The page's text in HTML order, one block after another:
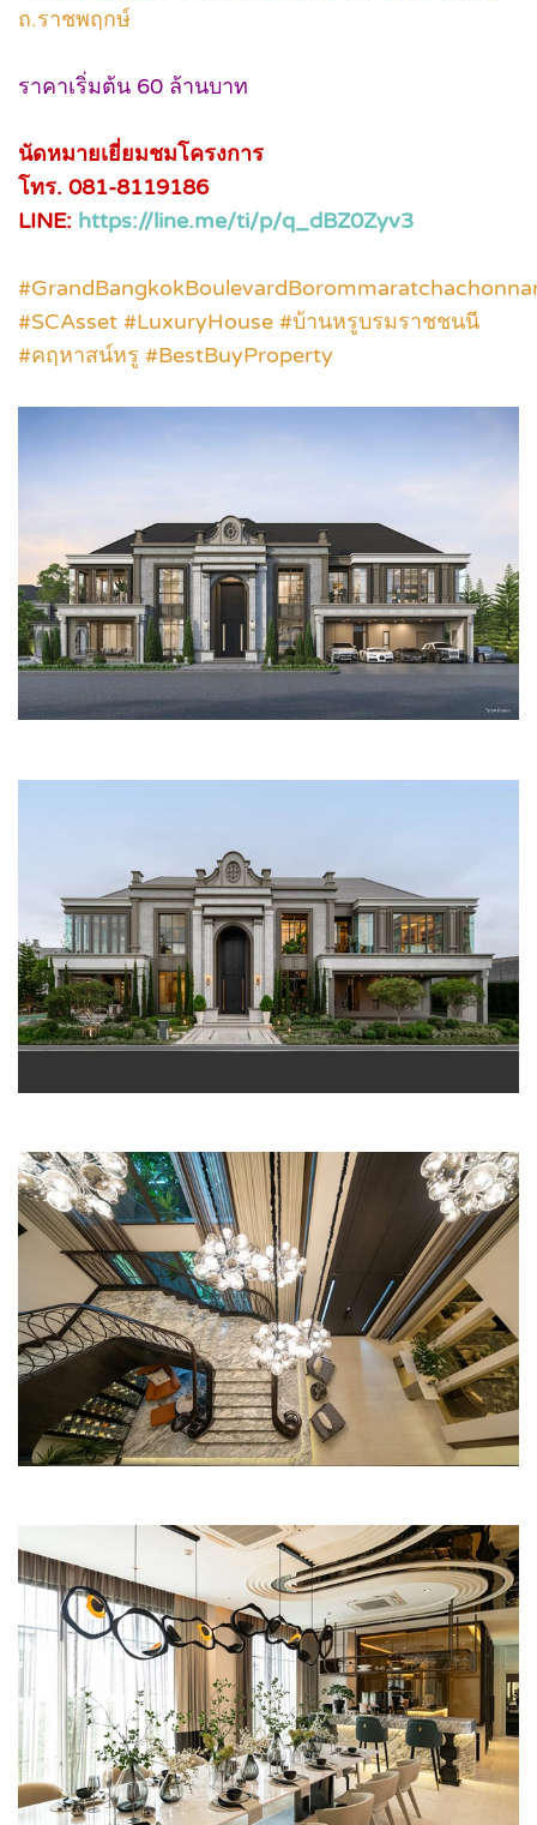
ถ.ราชพฤกษ์
ราคาเริ่มต้น 60 ล้านบาท
นัดหมายเยี่ยมชมโครงการ
โทร. 081-8119186
LINE: https://line.me/ti/p/q_dBZ0Zyv3
#SCAsset #LuxuryHouse #บ้านหรูบรมราชชนนี
#คฤหาสน์หรู #BestBuyProperty